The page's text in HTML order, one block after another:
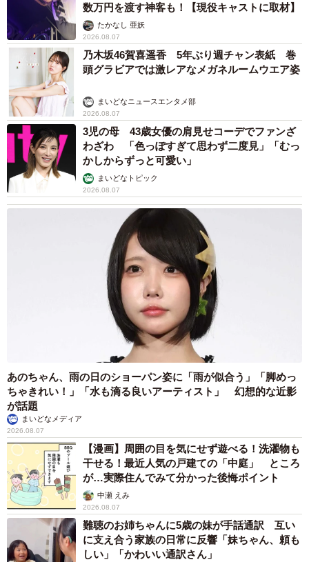
数万円を渡す神客も！【現役キャストに取材】
たかなし 亜妖
2026.08.07
乃木坂46賀喜遥香 5年ぶり週チャン表紙 巻
頭グラビアでは激レアなメガネルームウエア姿
まいどなニュースエンタメ部
2026.08.07
3児の母 43歳女優の肩見せコーデでファンざ
わざわ 「色っぽすぎて思わず二度見」「むっ
かしからずっと可愛い」
まいどなトピック
2026.08.07
あのちゃん、雨の日のショーパン姿に「雨が似合う」「脚めっ
ちゃきれい！」「水も滴る良いアーティスト」 幻想的な近影
が話題
まいどなメディア
2026.08.07
【漫画】周囲の目を気にせず遊べる！洗濯物も
干せる！最近人気の戸建ての「中庭」 ところ
が…実際住んでみて分かった後悔ポイント
中瀬 えみ
2026.08.07
難聴のお姉ちゃんに5歳の妹が手話通訳 互い
に支え合う家族の日常に反響「妹ちゃん、頼も
しい」「かわいい通訳さん」